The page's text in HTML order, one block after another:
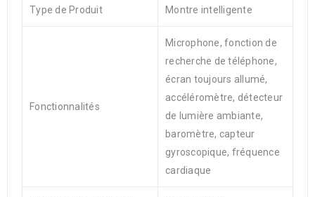
Type de Produit Montre intelligente
Fonctionnalités
Microphone, fonction de
recherche de téléphone,
écran toujours allumé,
accéléromètre, détecteur
de lumière ambiante,
baromètre, capteur
gyroscopique, fréquence
cardiaque